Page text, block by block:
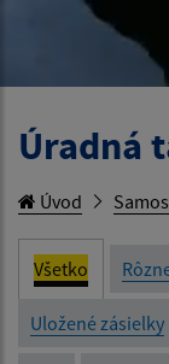
Úradná
Úvod
Všetko
Uložené zásielky